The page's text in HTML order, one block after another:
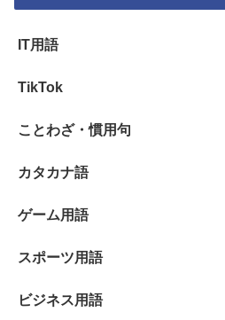
IT用語
TikTok
ことわざ・慣用句
カタカナ語
ゲーム用語
スポーツ用語
ビジネス用語